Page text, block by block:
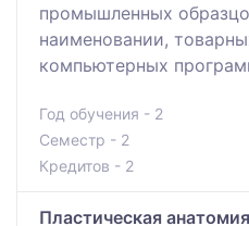
промышленных
наименовании,
компьютерных
Год обучения - 2
Семестр - 2
Кредитов - 2
Пластическая анатомия